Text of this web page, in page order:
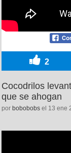
2
Cocodrilos
que se ahogan
por bobobobs el 13 ene